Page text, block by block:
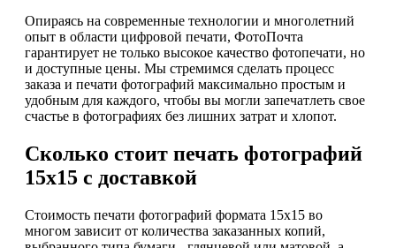
Опираясь на современные технологии и многолетний
опыт в области цифровой печати, ФотоПочта
гарантирует не только высокое качество фотопечати, но
и доступные цены. Мы стремимся сделать процесс
заказа и печати фотографий максимально простым и
удобным для каждого, чтобы вы могли запечатлеть свое
счастье в фотографиях без лишних затрат и хлопот.
Сколько стоит печать фотографий
15х15 с доставкой
Стоимость печати фотографий формата 15х15 во
многом зависит от количества заказанных копий,